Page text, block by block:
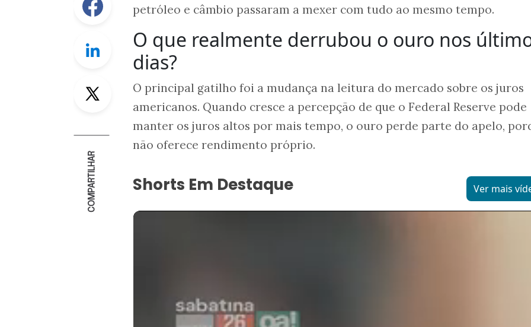
Linkedin
Twitter
COMPARTILHAR
petróleo e câmbio passaram a mexer com tudo ao mesmo tempo.
O que realmente derrubou o ouro nos
dias?
O principal gatilho foi a mudança na leitura do mercado sobre os juros
americanos. Quando cresce a percepção de que o Federal Reserve pode
manter os juros altos por mais tempo, o ouro perde parte do apelo,
não oferece rendimento próprio.
Shorts Em Destaque Ver mais